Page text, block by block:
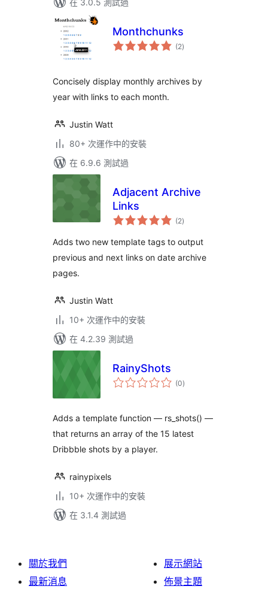
在 3.0.5 測試過
Monthchunks
(2總
評)
Concisely display monthly archives by
year with links to each month.
Justin Watt
80+ 次運作中的安裝
在 6.9.6 測試過
Adjacent Archive
Links
(2總
評)
Adds two new template tags to output
previous and next links on date archive
pages.
Justin Watt
10+ 次運作中的安裝
在 4.2.39 測試過
RainyShots
(0總
評)
Adds a template function — rs_shots() —
that returns an array of the 15 latest
Dribbble shots by a player.
rainypixels
10+ 次運作中的安裝
在 3.1.4 測試過
關於我們
最新消息
展示網站
佈景主題